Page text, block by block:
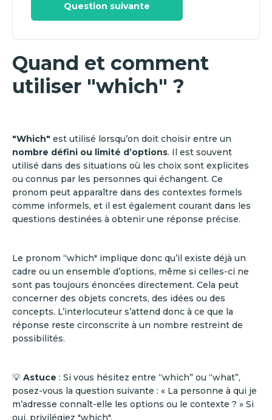
Question suivante
Quand et comment
utiliser "which" ?
"Which" est utilisé lorsqu’on doit choisir entre un
nombre défini ou limité d’options. Il est souvent
utilisé dans des situations où les choix sont explicites
ou connus par les personnes qui échangent. Ce
pronom peut apparaître dans des contextes formels
comme informels, et il est également courant dans les
questions destinées à obtenir une réponse précise.
Le pronom “which" implique donc qu’il existe déjà un
cadre ou un ensemble d’options, même si celles-ci ne
sont pas toujours énoncées directement. Cela peut
concerner des objets concrets, des idées ou des
concepts. L’interlocuteur s’attend donc à ce que la
réponse reste circonscrite à un nombre restreint de
possibilités.
💡 Astuce : Si vous hésitez entre “which” ou “what”,
posez-vous la question suivante : « La personne à qui je
m’adresse connaît-elle les options ou le contexte ? » Si
oui, privilégiez "which".